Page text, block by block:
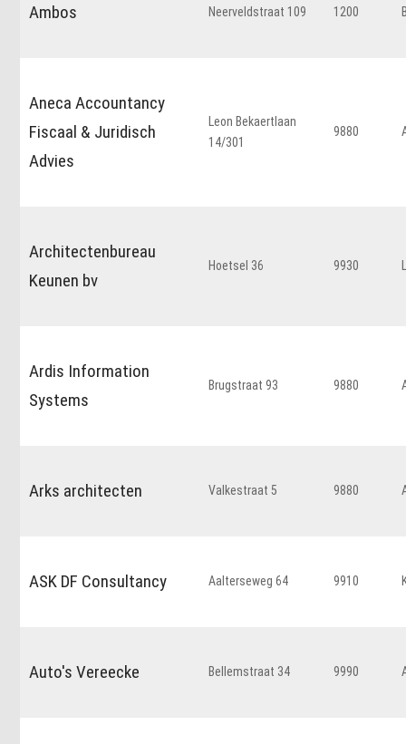
Ambos Neerveldstraat 109 1200
Aneca Accountancy
Fiscaal & Juridisch
Advies
Leon Bekaertlaan
14/301
9880
Architectenbureau
Keunen bv
Hoetsel 36 9930
Ardis Information
Systems
Brugstraat 93 9880
Arks architecten Valkestraat 5 9880
ASK DF Consultancy Aalterseweg 64 9910
Auto's Vereecke Bellemstraat 34 9990